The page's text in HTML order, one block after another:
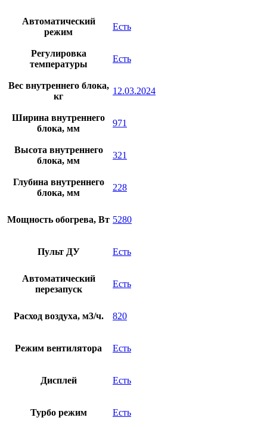
Автоматический
режим
Есть
Регулировка
температуры
Есть
Вес внутреннего блока,
кг
12.03.2024
Ширина внутреннего
блока, мм
971
Высота внутреннего
блока, мм
321
Глубина внутреннего
блока, мм
228
Мощность обогрева, Вт 5280
Пульт ДУ Есть
Автоматический
перезапуск
Есть
Расход воздуха, м3/ч. 820
Режим вентилятора Есть
Дисплей Есть
Турбо режим Есть